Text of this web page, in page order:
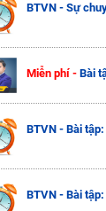
BTVN - Sự
Miễn phí - Bài
BTVN - Bài
BTVN - Bài